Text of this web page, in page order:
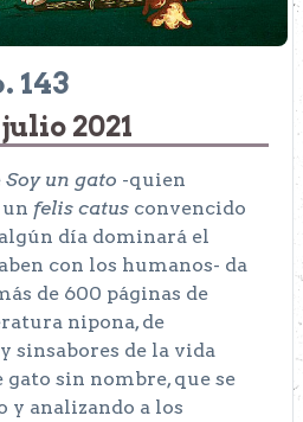
143
2021
Soy un gato -quien
felis catus convencido
día dominará el
con los humanos- da
de 600 páginas de
nipona, de
sinsabores de la vida
gato sin nombre, que se
y analizando a los